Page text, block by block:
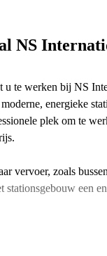
NS
te werken bij NS
energieke
plek om te
vervoer, zoals
een